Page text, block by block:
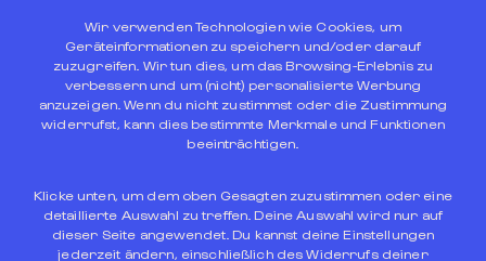
Wir verwenden Technologien wie Cookies, um
Geräteinformationen zu speichern und/oder darauf
zuzugreifen. Wir tun dies, um das Browsing-Erlebnis zu
verbessern und um (nicht) personalisierte Werbung
anzuzeigen. Wenn du nicht zustimmst oder die Zustimmung
widerrufst, kann dies bestimmte Merkmale und Funktionen
beeinträchtigen.
Klicke unten, um dem oben Gesagten zuzustimmen oder eine
detaillierte Auswahl zu treffen. Deine Auswahl wird nur auf
dieser Seite angewendet. Du kannst deine Einstellungen
jederzeit ändern, einschließlich des Widerrufs deiner
EXKLUSIVE VORTEILE BEIM